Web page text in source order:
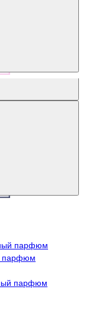
парфюм
парфюм
парфюм